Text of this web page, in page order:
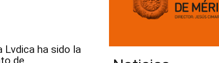
Lvdica ha sido la
de